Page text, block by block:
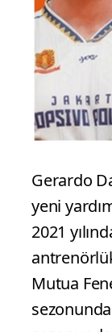
Gerardo
yeni
2021
Mutua